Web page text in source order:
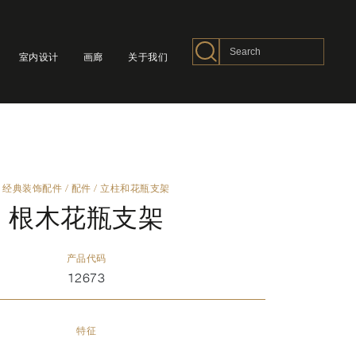
室内设计 画廊 关于我们
经典装饰配件 / 配件 /立柱和花瓶支架
根木花瓶支架
产品代码
12673
特征